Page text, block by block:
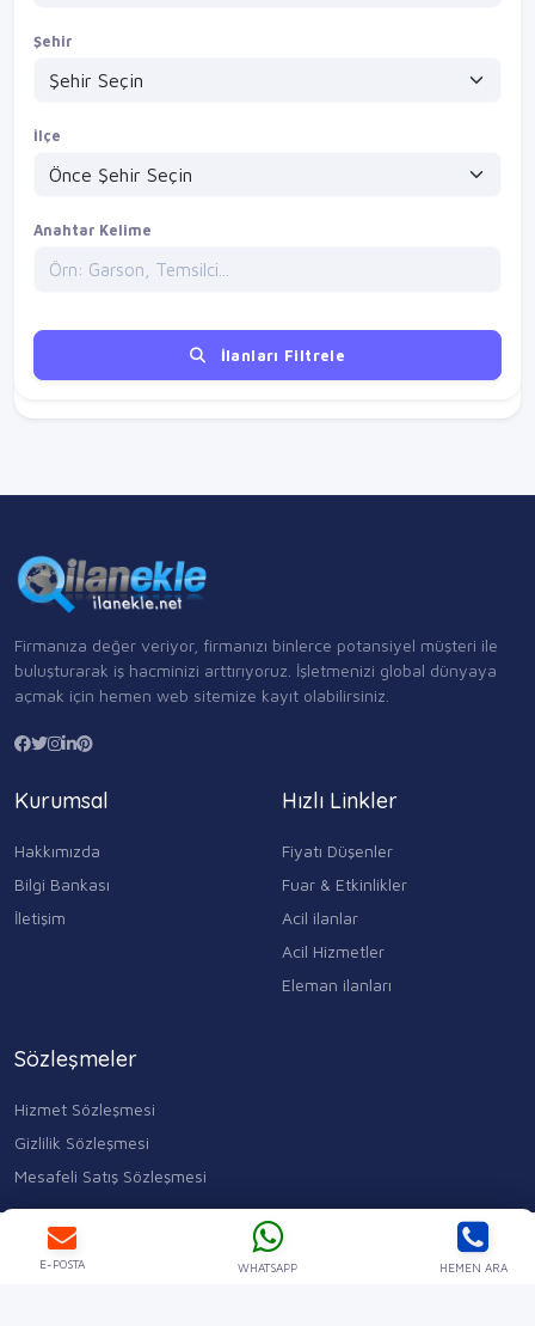
Şehir
İlçe
Anahtar Kelime
İlanları Filtrele
Firmanıza değer veriyor, firmanızı binlerce potansiyel müşteri ile
buluşturarak iş hacminizi arttırıyoruz. İşletmenizi global dünyaya
açmak için hemen web sitemize kayıt olabilirsiniz.
Kurumsal
Hakkımızda
Bilgi Bankası
İletişim
Hızlı Linkler
Fiyatı Düşenler
Fuar & Etkinlikler
Acil ilanlar
Acil Hizmetler
Eleman ilanları
Sözleşmeler
Hizmet Sözleşmesi
Gizlilik Sözleşmesi
Mesafeli Satış Sözleşmesi
Kocasinan Merkez, Mahmutbey Cd. No:353 D:1, 34400 Bahçelievler/
İstanbul
0543 315 17 84
E-POSTA WHATSAPP HEMEN ARA